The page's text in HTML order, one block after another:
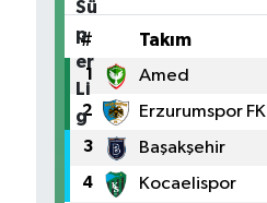
# Takım
1 Amed
2 Erzurumspor FK
3 Başakşehir
4 Kocaelispor